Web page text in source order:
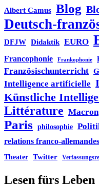
Albert Camus Blog
Deutsch-
DFJW Didaktik EURO
Francophonie Frankophonie
Französischunterricht
Intelligence artificielle
Künstliche
Littérature Macron
Paris philosophie
relations franco-allemandes
Theater Twitter
Lesen fürs Leben